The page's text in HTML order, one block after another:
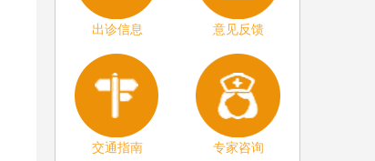
出诊信息 意见反馈
交通指南 专家咨询